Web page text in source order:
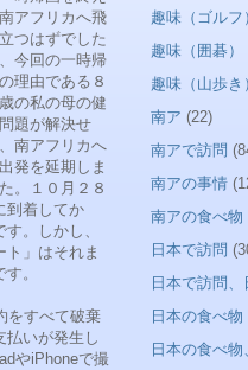
アフリカへ飛
つはずでした
今回の一時帰
理由である８
の私の母の健
題が解決せ
南アフリカへ
発を延期しま
。１０月２８
到着してか
。しかし、
」はそれま
。
をすべて破棄
払いが発生し
やiPhoneで撮
趣味（ゴルフ
趣味（囲碁）
趣味（山歩き
南ア (22)
南アで訪問
南アの事情
南アの食べ物
日本で訪問
日本で訪問
日本の食べ物
日本の食べ物